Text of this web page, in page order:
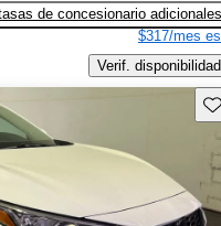
de concesionario adicionales
$317/mes
Verif. disponibilidad